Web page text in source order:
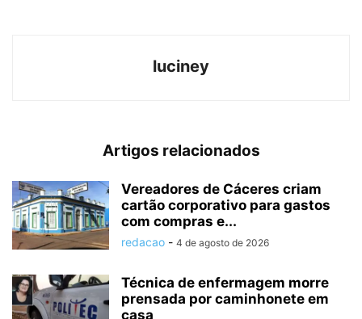
luciney
Artigos relacionados
Vereadores de Cáceres criam
cartão corporativo para gastos
com compras e...
redacao - 4 de agosto de 2026
Técnica de enfermagem morre
prensada por caminhonete em
casa